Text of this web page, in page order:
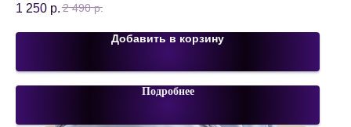
1 250 р. 2 490 р.
Добавить в корзину
Подробнее